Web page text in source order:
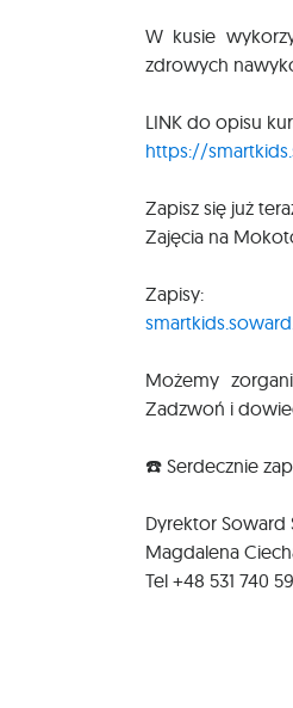
W kusie
zdrowych
LINK do opisu
https://
Zapisz się już
Zajęcia na
Zapisy:
Możemy
Zadzwoń i
☎️ Serdecznie
Dyrektor Soward
Magdalena
Tel +48 531 740